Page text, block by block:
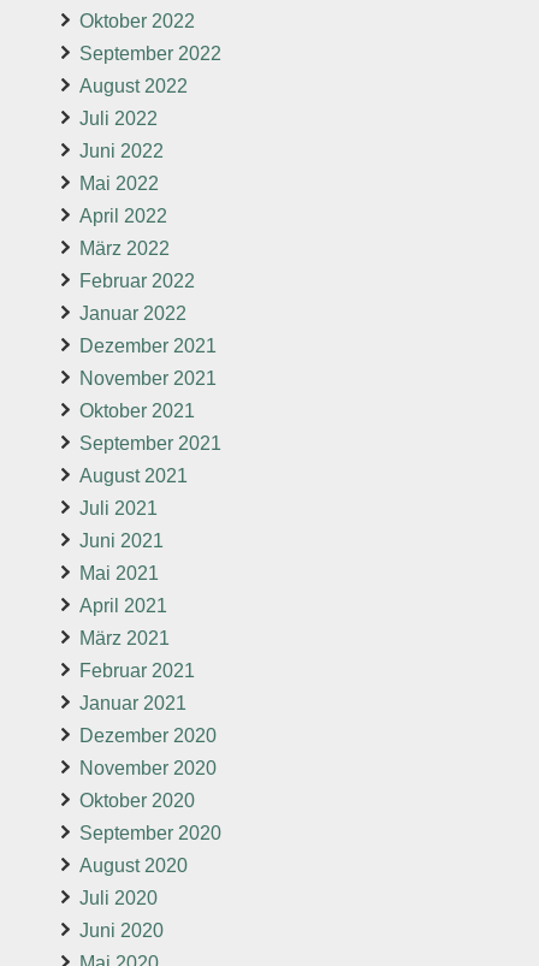
Oktober 2022
September 2022
August 2022
Juli 2022
Juni 2022
Mai 2022
April 2022
März 2022
Februar 2022
Januar 2022
Dezember 2021
November 2021
Oktober 2021
September 2021
August 2021
Juli 2021
Juni 2021
Mai 2021
April 2021
März 2021
Februar 2021
Januar 2021
Dezember 2020
November 2020
Oktober 2020
September 2020
August 2020
Juli 2020
Juni 2020